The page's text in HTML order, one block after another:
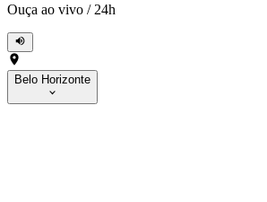
Ouça ao vivo / 24h
Belo Horizonte